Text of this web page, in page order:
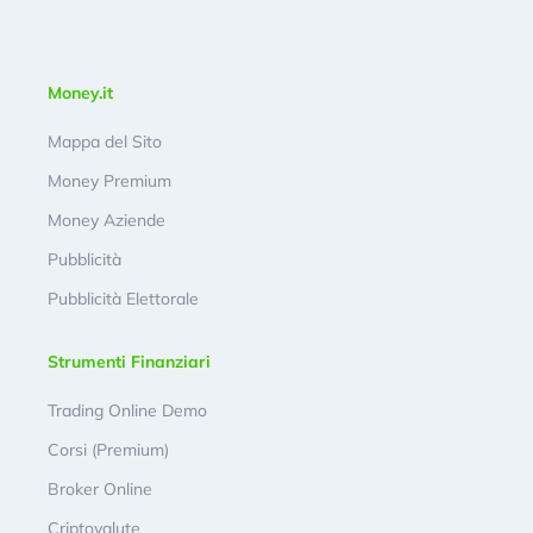
Money.it
Mappa del Sito
Money Premium
Money Aziende
Pubblicità
Pubblicità Elettorale
Strumenti Finanziari
Trading Online Demo
Corsi (Premium)
Broker Online
Criptovalute